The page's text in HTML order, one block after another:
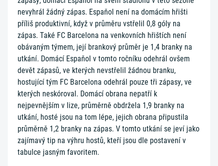
nevyhrál žádný zápas. Espaňol není na domácím hřišti
příliš produktivní, když v průměru vstřelil 0,8 góly na
zápas. Také FC Barcelona na venkovních hřištích není
obávaným týmem, její brankový průměr je 1,4 branky na
utkání. Domácí Espaňol v tomto ročníku odehrál ovšem
devět zápasů, ve kterých nevstřelil žádnou branku,
hostující tým FC Barcelona odehrál pouze tři zápasy, ve
kterých neskóroval. Domácí obrana nepatří k
nejpevnějším v lize, průměrně obdržela 1,9 branky na
utkání, hosté jsou na tom lépe, jejich obrana připustila
průměrně 1,2 branky na zápas. V tomto utkání se jeví jako
zajímavý tip na výhru hostů, kteří jsou dle postavení v
tabulce jasným favoritem.